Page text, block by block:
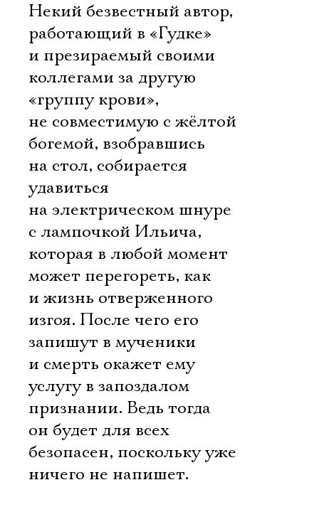
Некий безвестный автор,
работающий в «Гудке»
и презираемый своими
коллегами за другую
«группу крови»,
не совместимую с жёлтой
богемой, взобравшись
на стол, собирается
удавиться
на электрическом шнуре
с лампочкой Ильича,
которая в любой момент
может перегореть, как
и жизнь отверженного
изгоя. После чего его
запишут в мученики
и смерть окажет ему
услугу в запоздалом
признании. Ведь тогда
он будет для всех
безопасен, поскольку уже
ничего не напишет.